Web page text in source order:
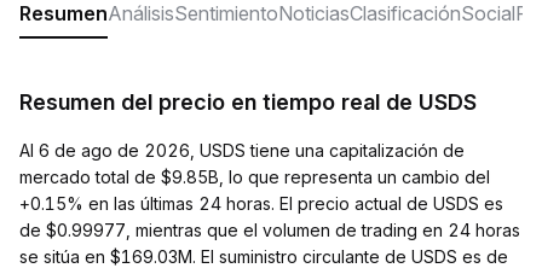
ResumenAnálisisSentimientoNoticiasClasificaciónSocial
Resumen del precio en tiempo real de USDS
Al 6 de ago de 2026, USDS tiene una capitalización de
mercado total de $9.85B, lo que representa un cambio del
+0.15% en las últimas 24 horas. El precio actual de USDS es
de $0.99977, mientras que el volumen de trading en 24 horas
se sitúa en $169.03M. El suministro circulante de USDS es de